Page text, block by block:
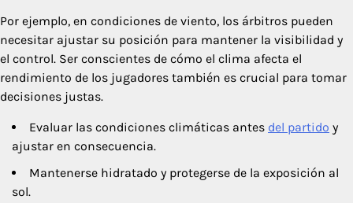
Por ejemplo, en condiciones de viento, los árbitros pueden
necesitar ajustar su posición para mantener la visibilidad y
el control. Ser conscientes de cómo el clima afecta el
rendimiento de los jugadores también es crucial para tomar
decisiones justas.
Evaluar las condiciones climáticas antes del partido y
ajustar en consecuencia.
Mantenerse hidratado y protegerse de la exposición al
sol.